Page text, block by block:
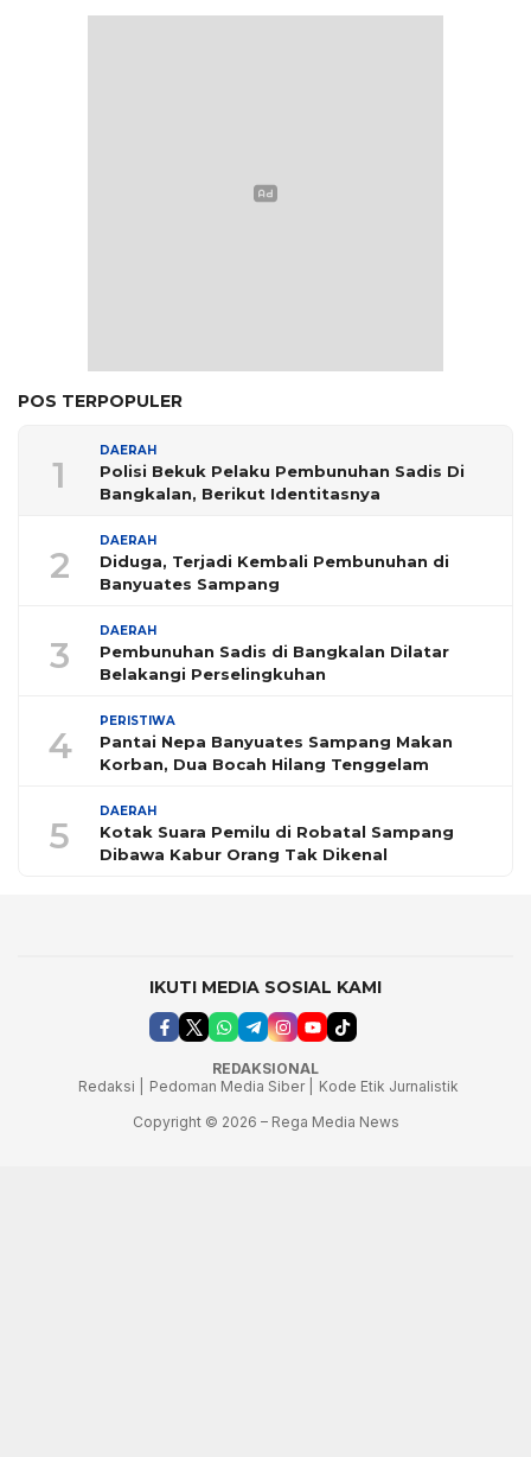
POS TERPOPULER
1
DAERAH
Polisi Bekuk Pelaku Pembunuhan Sadis Di
Bangkalan, Berikut Identitasnya
2
DAERAH
Diduga, Terjadi Kembali Pembunuhan di
Banyuates Sampang
3
DAERAH
Pembunuhan Sadis di Bangkalan Dilatar
Belakangi Perselingkuhan
4
PERISTIWA
Pantai Nepa Banyuates Sampang Makan
Korban, Dua Bocah Hilang Tenggelam
5
DAERAH
Kotak Suara Pemilu di Robatal Sampang
Dibawa Kabur Orang Tak Dikenal
IKUTI MEDIA SOSIAL KAMI
REDAKSIONAL
Redaksi |
Pedoman Media Siber |
Kode Etik Jurnalistik
Copyright © 2026 – Rega Media News